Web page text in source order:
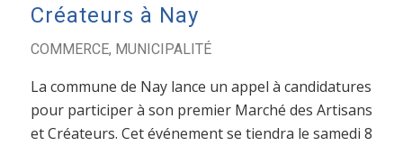
Créateurs à Nay
COMMERCE, MUNICIPALITÉ
La commune de Nay lance un appel à candidatures
pour participer à son premier Marché des Artisans
et Créateurs. Cet événement se tiendra le samedi 8